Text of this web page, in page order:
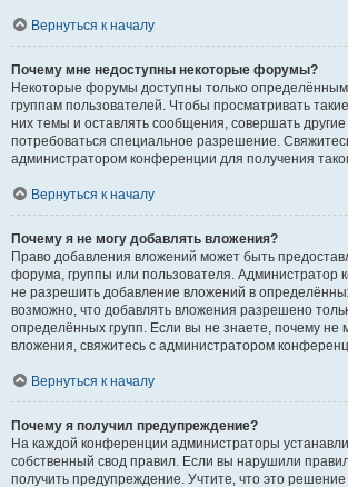
Вернуться к началу
Почему мне недоступны некоторые форумы?
Некоторые форумы доступны только
группам пользователей. Чтобы просматривать
них темы и оставлять сообщения, совершать
потребоваться специальное разрешение.
администратором конференции для получения
Вернуться к началу
Почему я не могу добавлять вложения?
Право добавления вложений может быть
форума, группы или пользователя. Администратор
не разрешить добавление вложений в
возможно, что добавлять вложения разрешено
определённых групп. Если вы не знаете, почему не
вложения, свяжитесь с администратором
Вернуться к началу
Почему я получил предупреждение?
На каждой конференции администраторы
собственный свод правил. Если вы нарушили
получить предупреждение. Учтите, что это